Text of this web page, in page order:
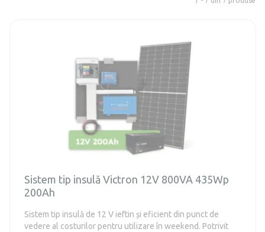
Sistem tip insulă Victron 12V 800VA 435Wp
200Ah
Sistem tip insulă de 12 V ieftin și eficient din punct de
vedere al costurilor pentru utilizare în weekend. Potrivit